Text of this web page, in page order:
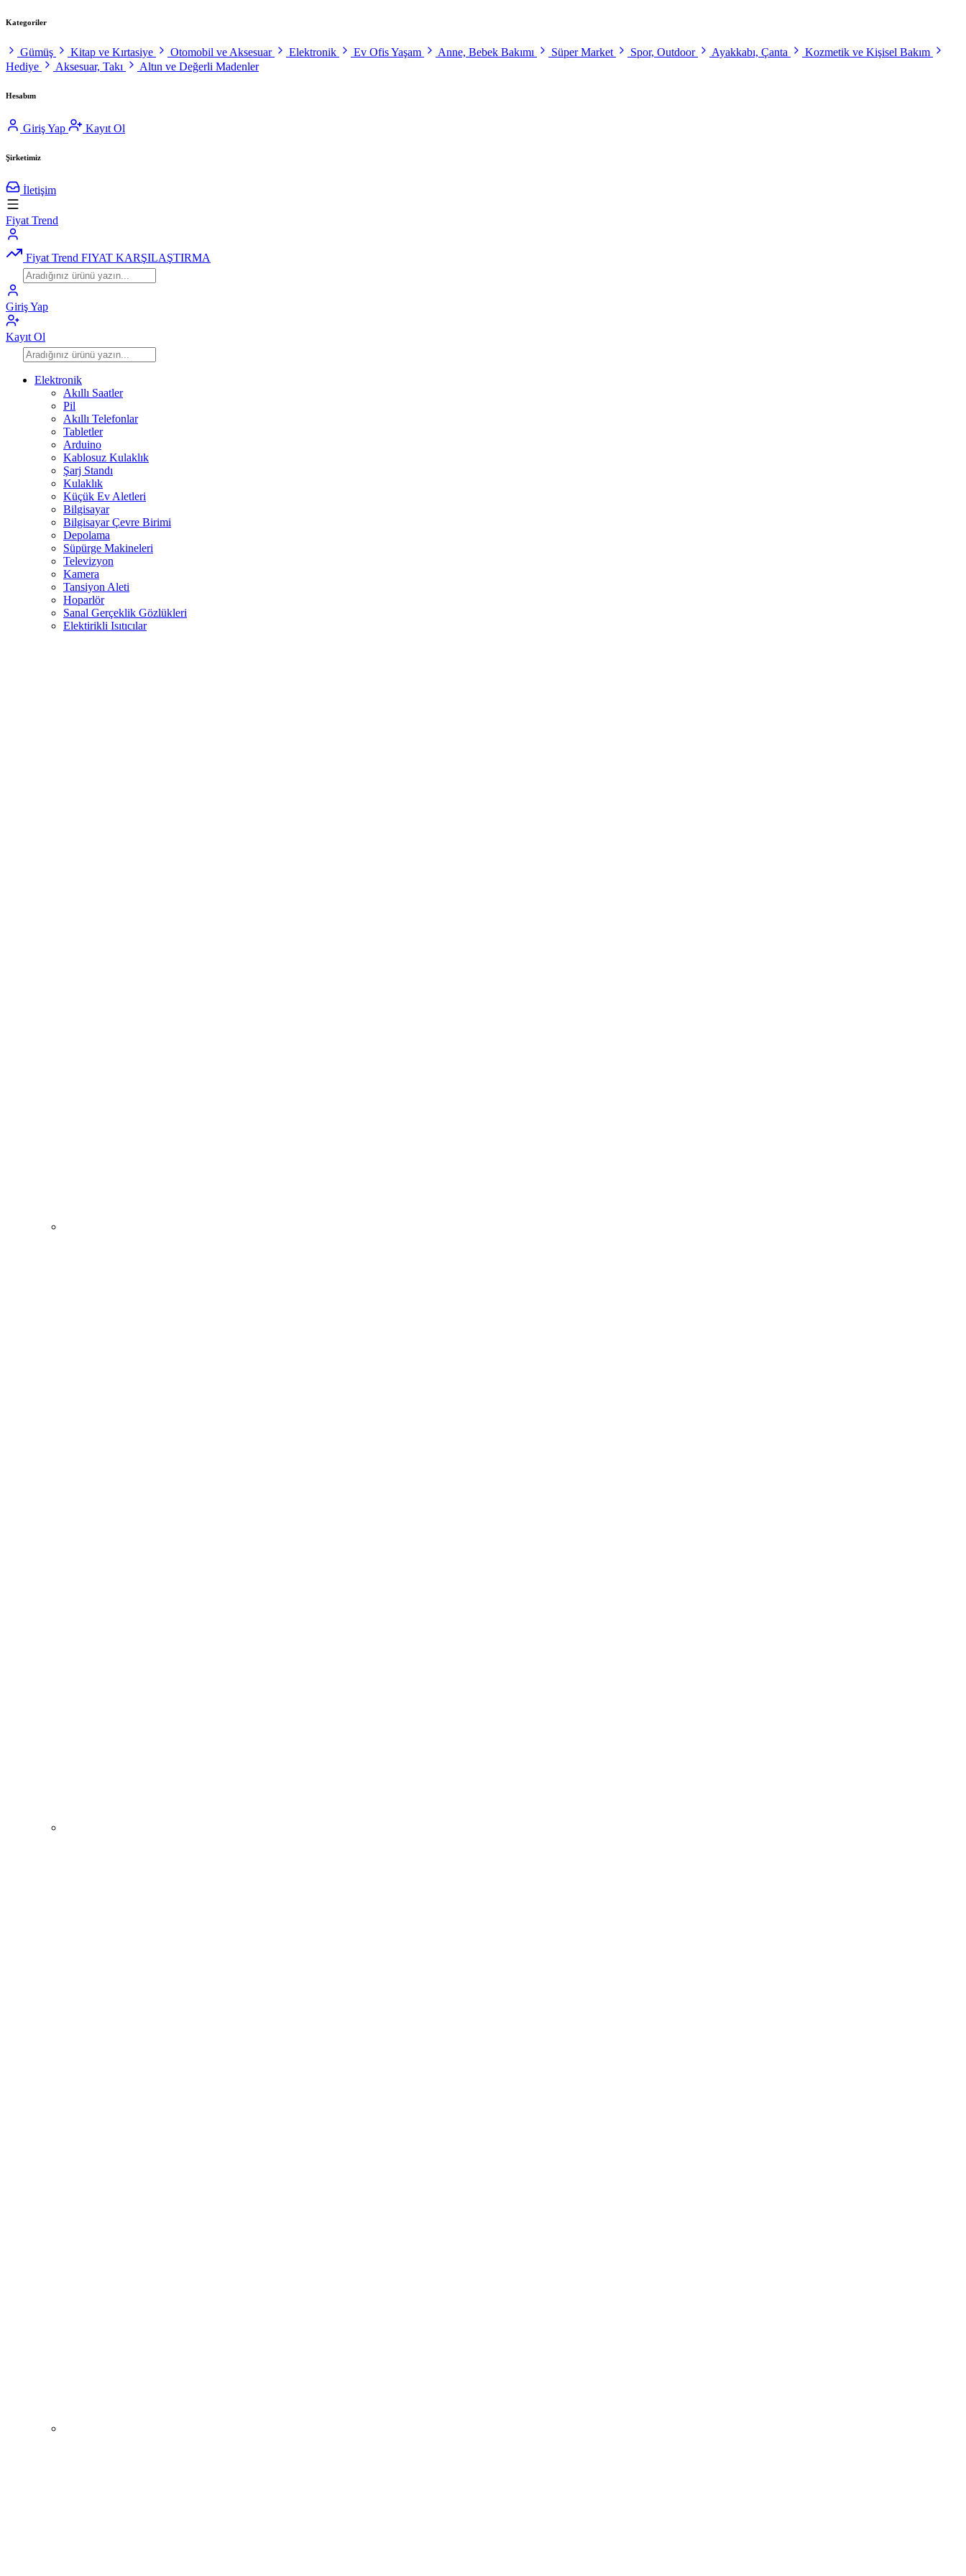
Kategoriler
Gümüş Kitap ve Kırtasiye Otomobil ve Aksesuar Elektronik Ev Ofis Yaşam Anne, Bebek Bakımı Süper Market Spor, Outdoor Ayakkabı, Çanta
Kozmetik ve Kişisel Bakım
Hediye
Aksesuar, Takı Altın ve Değerli Madenler
Hesabım
Giriş Yap Kayıt Ol
Şirketimiz
İletişim
Fiyat Trend
Fiyat Trend FIYAT KARŞILAŞTIRMA
Giriş Yap
Kayıt Ol
Elektronik
Akıllı Saatler
Pil
Akıllı Telefonlar
Tabletler
Arduino
Kablosuz Kulaklık
Şarj Standı
Kulaklık
Küçük Ev Aletleri
Bilgisayar
Bilgisayar Çevre Birimi
Depolama
Süpürge Makineleri
Televizyon
Kamera
Tansiyon Aleti
Hoparlör
Sanal Gerçeklik Gözlükleri
Elektirikli Isıtıcılar